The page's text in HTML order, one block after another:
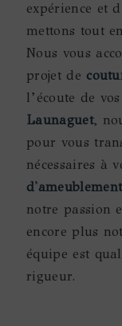
expérience et
mettons tout
Nous vous
projet de
l’écoute de
Launaguet,
pour vous
nécessaires à
d'ameublement
notre passion
encore plus
équipe est
rigueur.